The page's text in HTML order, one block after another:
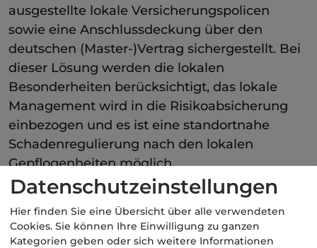
ausgestellte lokale Versicherungspolicen
sowie eine Anschlussdeckung über den
deutschen (Master-)Vertrag sichergestellt. Bei
dieser Lösung werden die lokalen
Besonderheiten berücksichtigt, das lokale
Management wird in die Risikoabsicherung
einbezogen und es ist eine standortnahe
Schadenregulierung nach den lokalen
Gepflogenheiten möglich.
Kategorie: Fachbegriffe allgemein
Datenschutzeinstellungen
Hier finden Sie eine Übersicht über alle verwendeten
Cookies. Sie können Ihre Einwilligung zu ganzen
Kategorien geben oder sich weitere Informationen